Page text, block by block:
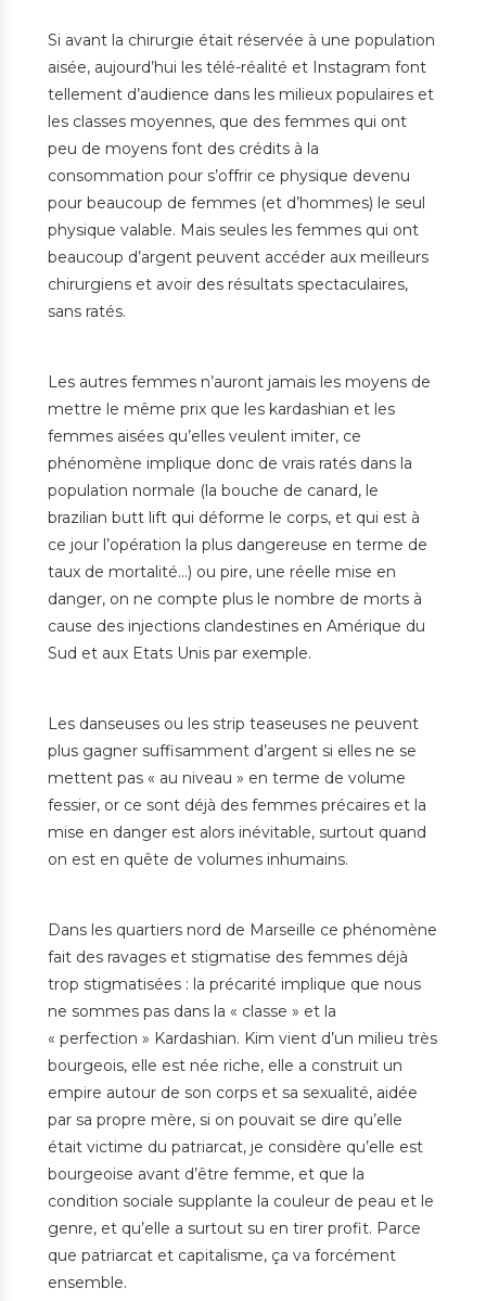
Si avant la chirurgie était réservée à une population
aisée, aujourd’hui les télé-réalité et Instagram font
tellement d’audience dans les milieux populaires et
les classes moyennes, que des femmes qui ont
peu de moyens font des crédits à la
consommation pour s’offrir ce physique devenu
pour beaucoup de femmes (et d’hommes) le seul
physique valable. Mais seules les femmes qui ont
beaucoup d’argent peuvent accéder aux meilleurs
chirurgiens et avoir des résultats spectaculaires,
sans ratés.
Les autres femmes n’auront jamais les moyens de
mettre le même prix que les kardashian et les
femmes aisées qu’elles veulent imiter, ce
phénomène implique donc de vrais ratés dans la
population normale (la bouche de canard, le
brazilian butt lift qui déforme le corps, et qui est à
ce jour l’opération la plus dangereuse en terme de
taux de mortalité…) ou pire, une réelle mise en
danger, on ne compte plus le nombre de morts à
cause des injections clandestines en Amérique du
Sud et aux Etats Unis par exemple.
Les danseuses ou les strip teaseuses ne peuvent
plus gagner suffisamment d’argent si elles ne se
mettent pas « au niveau » en terme de volume
fessier, or ce sont déjà des femmes précaires et la
mise en danger est alors inévitable, surtout quand
on est en quête de volumes inhumains.
Dans les quartiers nord de Marseille ce phénomène
fait des ravages et stigmatise des femmes déjà
trop stigmatisées : la précarité implique que nous
ne sommes pas dans la « classe » et la
« perfection » Kardashian. Kim vient d’un milieu très
bourgeois, elle est née riche, elle a construit un
empire autour de son corps et sa sexualité, aidée
par sa propre mère, si on pouvait se dire qu’elle
était victime du patriarcat, je considère qu’elle est
bourgeoise avant d’être femme, et que la
condition sociale supplante la couleur de peau et le
genre, et qu’elle a surtout su en tirer profit. Parce
que patriarcat et capitalisme, ça va forcément
ensemble.